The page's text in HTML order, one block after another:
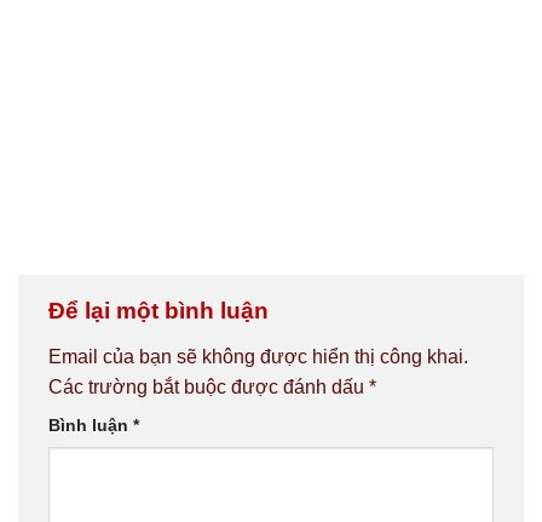
Để lại một bình luận
Email của bạn sẽ không được hiển thị công khai.
Các trường bắt buộc được đánh dấu *
Bình luận *